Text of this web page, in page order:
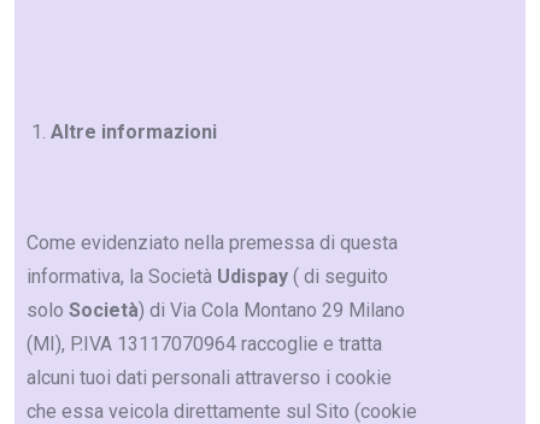
Altre informazioni
Come evidenziato nella premessa di questa
informativa, la Società Udispay ( di seguito
solo Società) di Via Cola Montano 29 Milano
(MI), P.IVA 13117070964 raccoglie e tratta
alcuni tuoi dati personali attraverso i cookie
che essa veicola direttamente sul Sito (cookie